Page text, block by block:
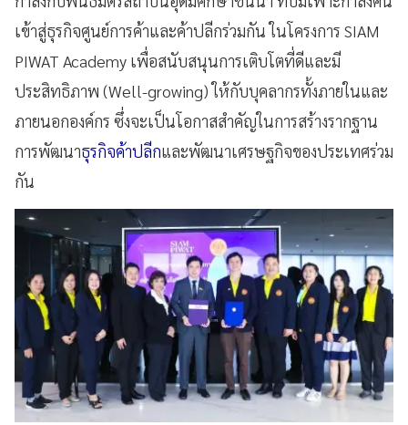
เข้าสู่ธุรกิจศูนย์การค้าและค้าปลีกร่วมกัน ในโครงการ SIAM
PIWAT Academy เพื่อสนับสนุนการเติบโตที่ดีและมี
ประสิทธิภาพ (Well-growing) ให้กับบุคลากรทั้งภายในและ
ภายนอกองค์กร ซึ่งจะเป็นโอกาสสำคัญในการสร้างรากฐาน
การพัฒนาธุรกิจค้าปลีกและพัฒนาเศรษฐกิจของประเทศร่วม
กัน